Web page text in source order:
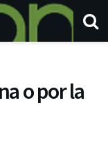
o por la